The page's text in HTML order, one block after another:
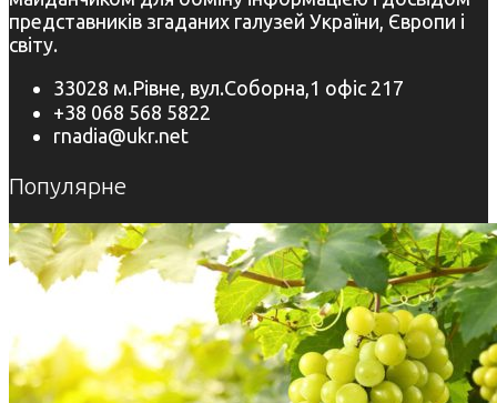
представників згаданих галузей України, Європи і
світу.
33028 м.Рівне, вул.Соборна,1 офіс 217
+38 068 568 5822
rnadia@ukr.net
Популярне